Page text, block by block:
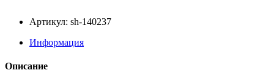
Артикул: sh-140237
Информация
Описание